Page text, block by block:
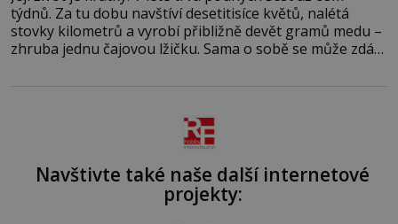
týdnů. Za tu dobu navštíví desetitisíce květů, nalétá
stovky kilometrů a vyrobí přibližně devět gramů medu –
zhruba jednu čajovou lžičku. Sama o sobě se může zdát
Navštivte také naše další internetové
projekty: